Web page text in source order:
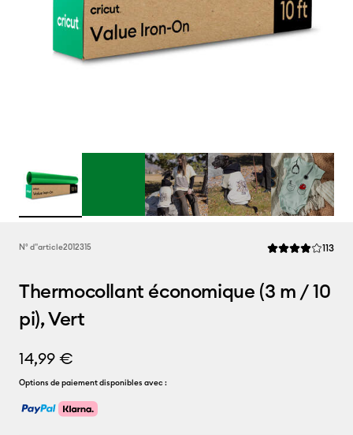
N° d''article2012315 La note 113
Thermocollant économique (3 m / 10
pi), Vert
14,99 €
Options de paiement disponibles avec :